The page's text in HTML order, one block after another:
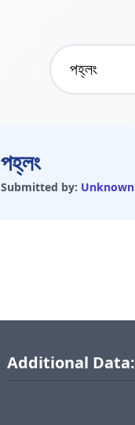
পহ্লং
Submitted by: Unknown
Additional Data: